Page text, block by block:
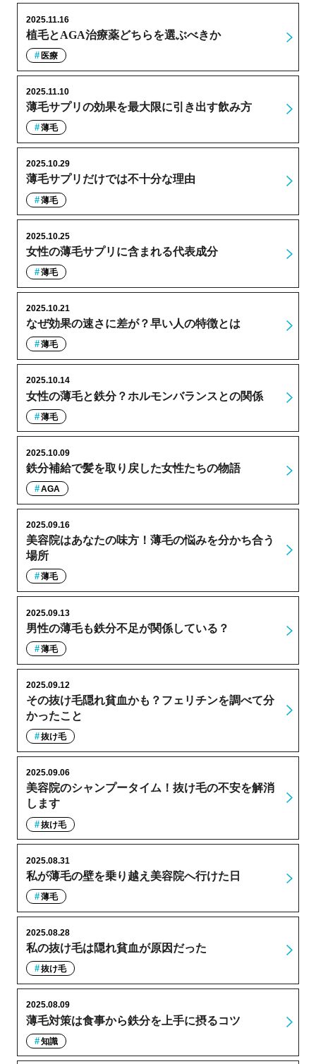
植毛とAGA治療薬どちらを選ぶべきか
2025.11.16
医療
薄毛サプリの効果を最大限に引き出す飲み方
2025.11.10
薄毛
薄毛サプリだけでは不十分な理由
2025.10.29
薄毛
女性の薄毛サプリに含まれる代表成分
2025.10.25
薄毛
なぜ効果の速さに差が？早い人の特徴とは
2025.10.21
薄毛
女性の薄毛と鉄分？ホルモンバランスとの関係
2025.10.14
薄毛
鉄分補給で髪を取り戻した女性たちの物語
2025.10.09
AGA
美容院はあなたの味方！薄毛の悩みを分かち合う
場所
2025.09.16
薄毛
男性の薄毛も鉄分不足が関係している？
2025.09.13
薄毛
その抜け毛隠れ貧血かも？フェリチンを調べて分
かったこと
2025.09.12
抜け毛
美容院のシャンプータイム！抜け毛の不安を解消
します
2025.09.06
抜け毛
私が薄毛の壁を乗り越え美容院へ行けた日
2025.08.31
薄毛
私の抜け毛は隠れ貧血が原因だった
2025.08.28
抜け毛
薄毛対策は食事から鉄分を上手に摂るコツ
2025.08.09
知識